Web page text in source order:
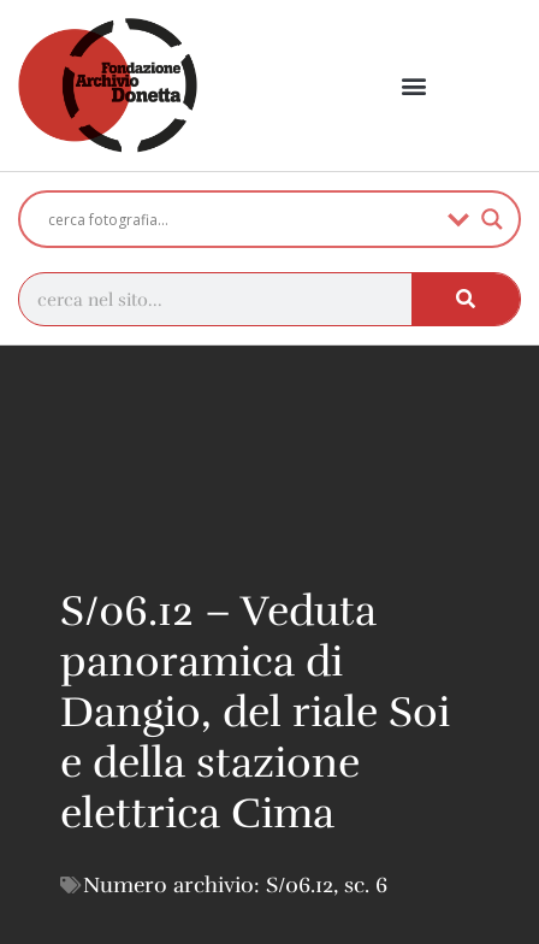
S/06.12 – Veduta
panoramica di
Dangio, del riale Soi
e della stazione
elettrica Cima
Numero archivio: S/06.12, sc. 6